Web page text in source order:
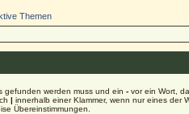
Themen
gefunden werden muss und ein -vor ein Wort,
| innerhalb einer Klammer, wenn nur eines der
Übereinstimmungen.